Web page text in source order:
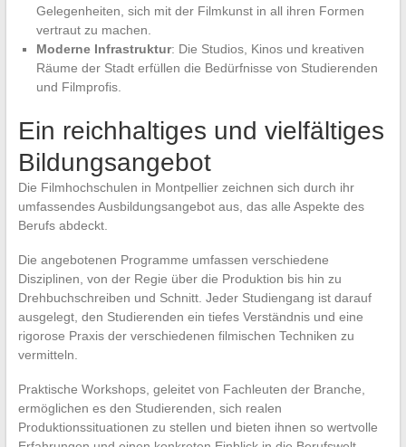
Gelegenheiten, sich mit der Filmkunst in all ihren Formen
vertraut zu machen.
Moderne Infrastruktur: Die Studios, Kinos und kreativen
Räume der Stadt erfüllen die Bedürfnisse von Studierenden
und Filmprofis.
Ein reichhaltiges und vielfältiges
Bildungsangebot
Die Filmhochschulen in Montpellier zeichnen sich durch ihr
umfassendes Ausbildungsangebot aus, das alle Aspekte des
Berufs abdeckt.
Die angebotenen Programme umfassen verschiedene
Disziplinen, von der Regie über die Produktion bis hin zu
Drehbuchschreiben und Schnitt. Jeder Studiengang ist darauf
ausgelegt, den Studierenden ein tiefes Verständnis und eine
rigorose Praxis der verschiedenen filmischen Techniken zu
vermitteln.
Praktische Workshops, geleitet von Fachleuten der Branche,
ermöglichen es den Studierenden, sich realen
Produktionssituationen zu stellen und bieten ihnen so wertvolle